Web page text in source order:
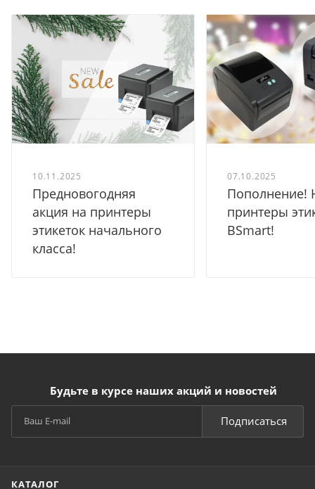
10.11.2025
Предновогодняя
акция на принтеры
этикеток начального
класса!
07.10.2025
Пополнение!
принтеры
BSmart!
Будьте в курсе наших акций и новостей
Подписаться
КАТАЛОГ